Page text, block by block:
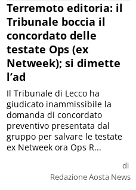
Terremoto editoria: il
Tribunale boccia il
concordato delle
testate Ops (ex
Netweek); si dimette
l’ad
di
Redazione Aosta News
Il Tribunale di Lecco ha
giudicato inammissibile la
domanda di concordato
preventivo presentata dal
gruppo per salvare le testate
ex Netweek ora Ops R...